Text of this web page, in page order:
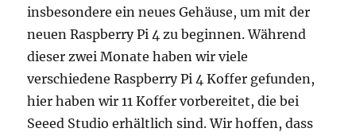
insbesondere ein neues Gehäuse, um mit der
neuen Raspberry Pi 4 zu beginnen. Während
dieser zwei Monate haben wir viele
verschiedene Raspberry Pi 4 Koffer gefunden,
hier haben wir 11 Koffer vorbereitet, die bei
Seeed Studio erhältlich sind. Wir hoffen, dass